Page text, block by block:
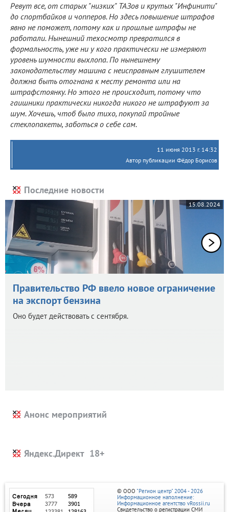
Ревут все, от старых "низких" ТАЗов и крутых "Инфинити"
до спортбайков и чопперов. Но здесь повышение штрафов
явно не поможет, потому как и прошлые штрафы не
работали. Нынешний техосмотр превратился в
формальность, уже ни у кого практически не измеряют
уровень шумности выхлопа. По нынешнему
законодательству машина с неисправным глушителем
должна быть отогнана к месту ремонта или на
штрафстоянку. Но этого не происходит, потому что
гаишники практически никогда никого не штрафуют за
шум. Хочешь, чтоб было тихо, покупай тройные
стеклопакеты, заботься о себе сам.
11 июня 2013 г. 14:32
Автор публикации Фёдор Борисов
Последние новости
15.08.2024
Правительство РФ ввело новое ограничение
на экспорт бензина
Оно будет действовать с сентября.
Анонс мероприятий
Яндекс.Директ
© ООО "Регион центр" 2004 - 2026
Информационное наполнение:
Информационное агентство vRossii.ru
Свидетельство о регистрации СМИ